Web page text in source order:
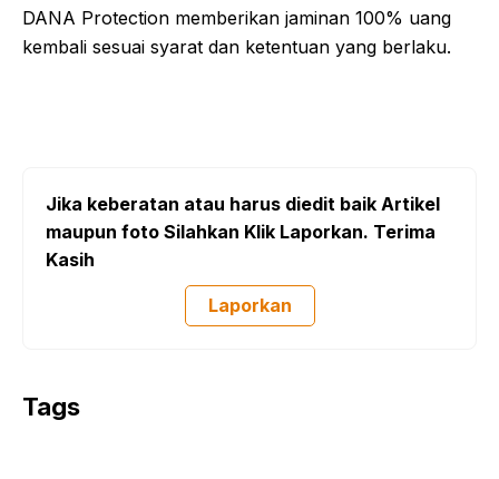
DANA Protection memberikan jaminan 100% uang
kembali sesuai syarat dan ketentuan yang berlaku.
Jika keberatan atau harus diedit baik Artikel
maupun foto Silahkan Klik Laporkan. Terima
Kasih
Laporkan
Tags